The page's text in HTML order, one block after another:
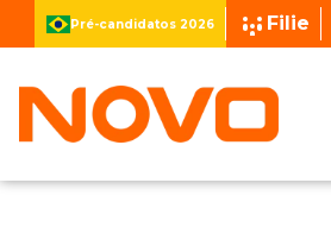
Pré-candidatos 2026 Filie